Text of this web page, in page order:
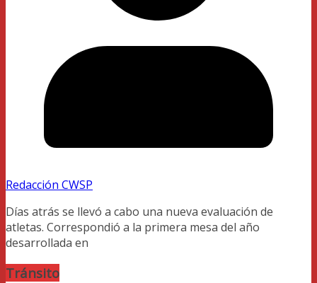
Redacción CWSP
Días atrás se llevó a cabo una nueva evaluación de
atletas. Correspondió a la primera mesa del año
desarrollada en
Tránsito